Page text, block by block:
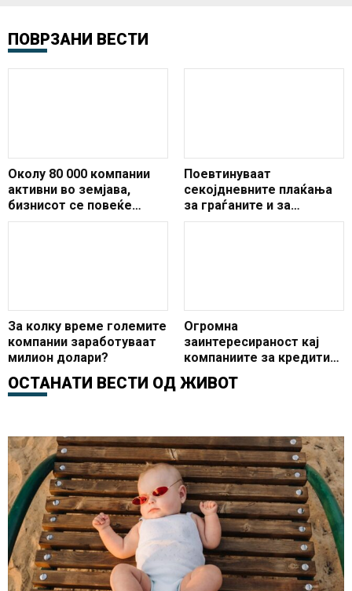
ПОВРЗАНИ ВЕСТИ
Околу 80 000 компании
активни во земјава,
бизнисот се повеќе
работи електронски
Поевтинуваат
секојдневните плаќања
за граѓаните и за
компаниите
За колку време големите
компании заработуваат
милион долари?
Огромна
заинтересираност кај
компаниите за кредитите
што им ги обезбеди
Владата
ОСТАНАТИ ВЕСТИ ОД ЖИВОТ